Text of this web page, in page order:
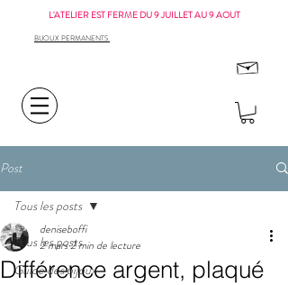
L'ATELIER EST FERME DU 9 JUILLET AU 9 AOUT
BIJOUX PERMANENTS
Post
Tous les posts
Guide des bijoux
Tous les posts
Différence argent, plaqué
deniseboffi
2 mars2 min de lecture